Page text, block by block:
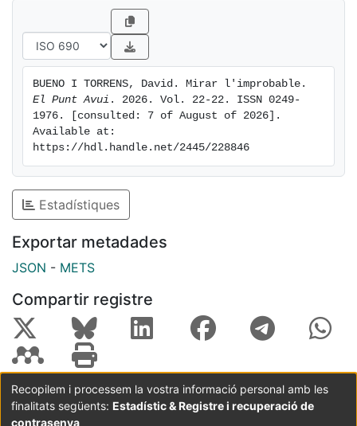
El Punt Avui . 2026. Vol. 22-22. ISSN 0249-
1976. [consulted: 7 of August of 2026].
Available at:
https://hdl.handle.net/2445/228846
Estadístiques
Exportar metadades
JSON - METS
Compartir registre
Coordinació:CRAI UB Avís legal
Metadades
subjectes a:
Recopilem i processem la vostra informació personal amb les
finalitats següents: Estadístic & Registre i recuperació de
contrasenya